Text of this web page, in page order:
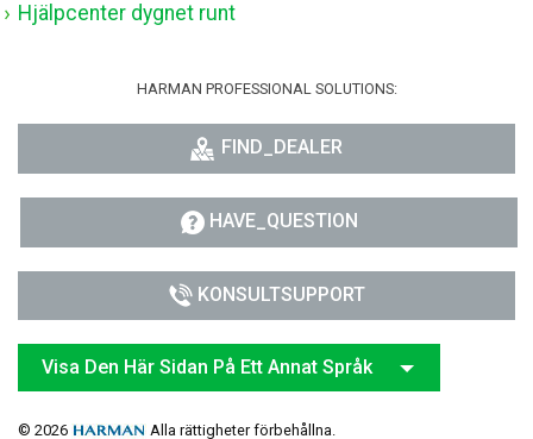
Hjälpcenter dygnet runt
HARMAN PROFESSIONAL SOLUTIONS:
FIND_DEALER
HAVE_QUESTION
KONSULTSUPPORT
Visa Den Här Sidan På Ett Annat Språk
© 2026 Alla rättigheter förbehållna.